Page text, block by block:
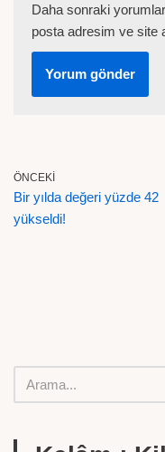
Daha sonraki
posta adresim ve site
ÖNCEKI
Bir yılda değeri yüzde 42
yükseldi!